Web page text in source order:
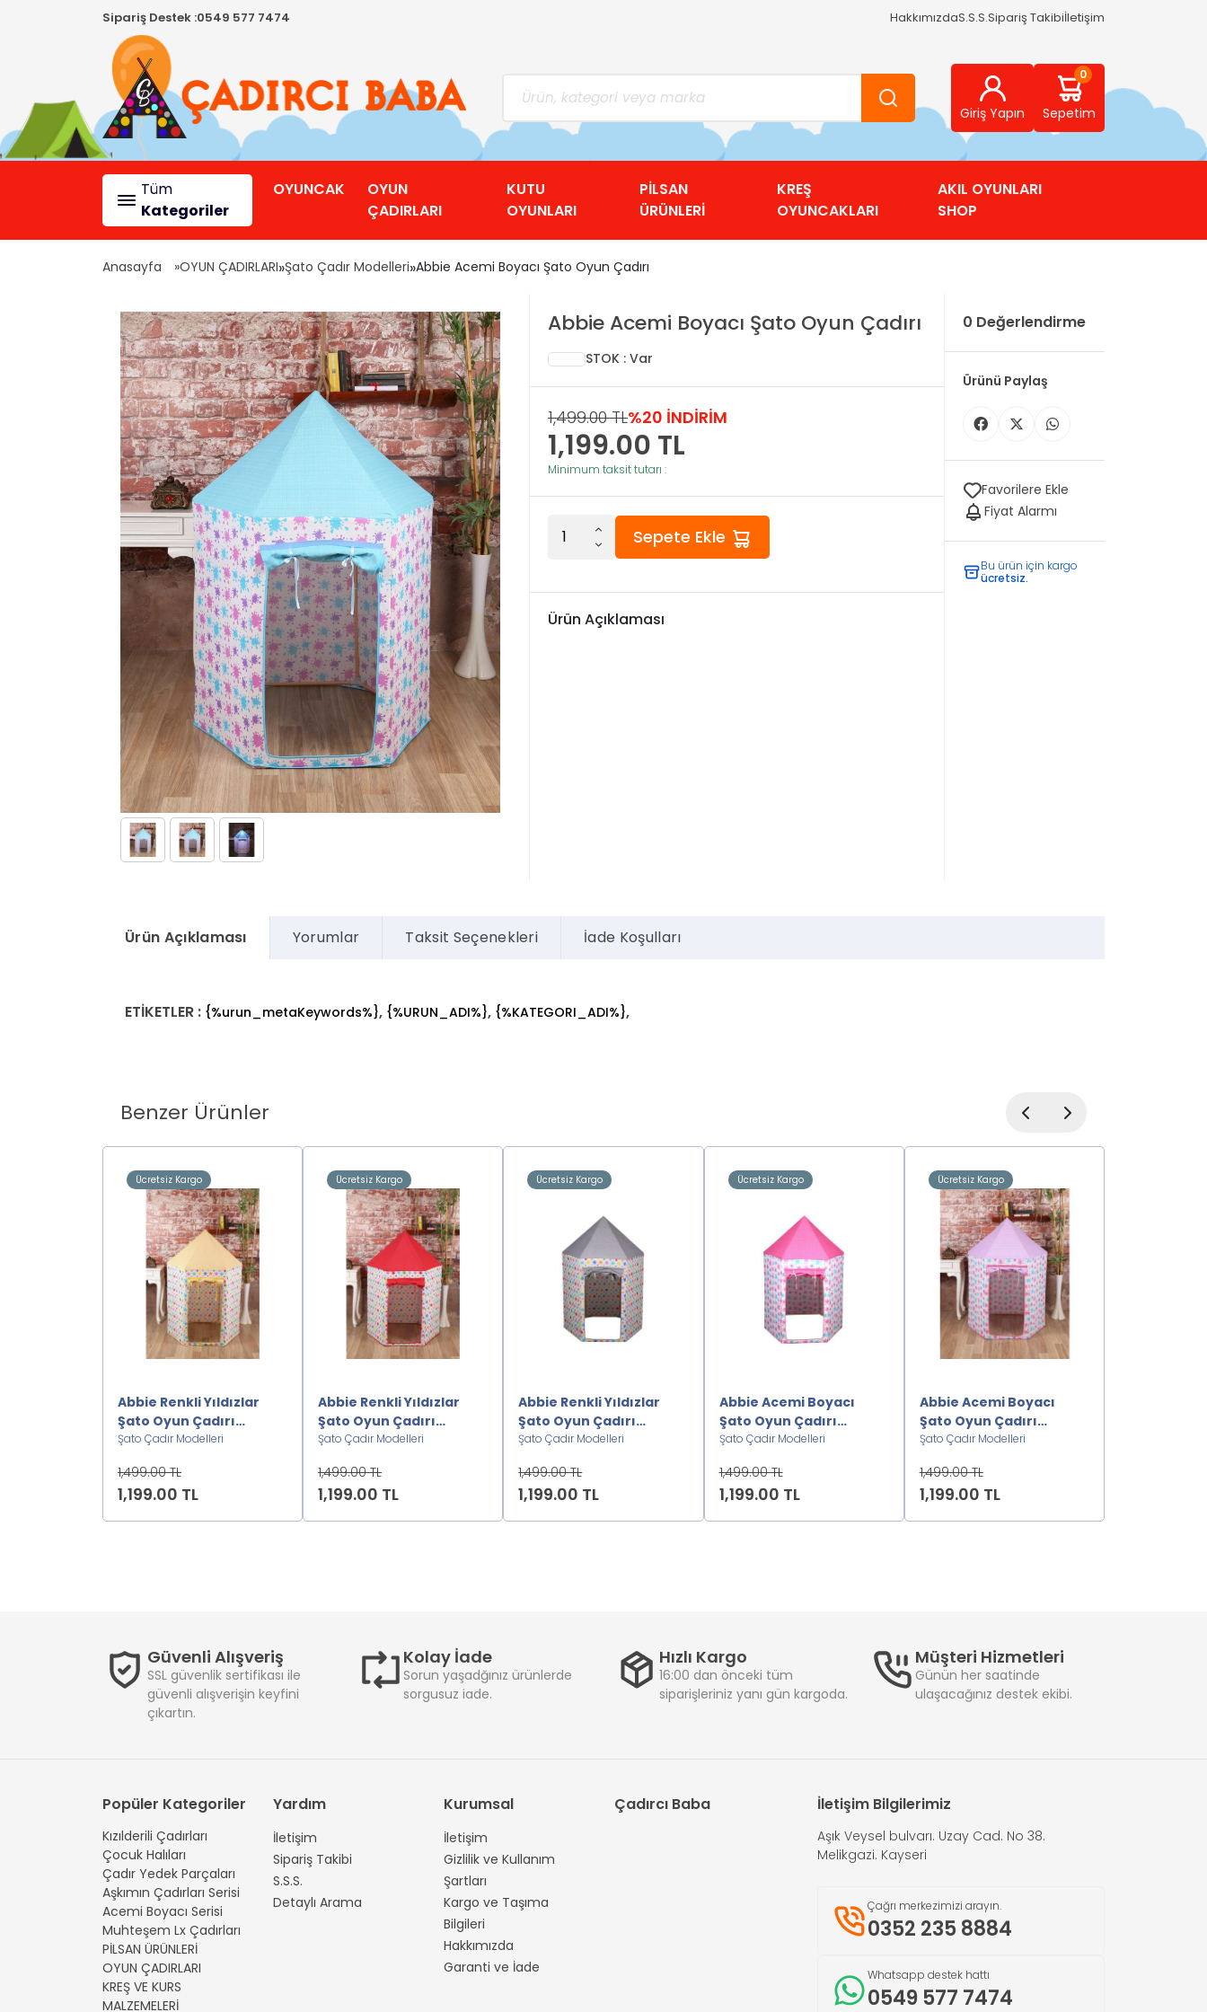
Sipariş Destek :0549 577 7474 HakkımızdaS.S.S.Sipariş Takibiİletişim
Giriş Yapın
0
Sepetim
Tüm
Kategoriler
OYUNCAK
OYUN
ÇADIRLARI
KUTU
OYUNLARI
PİLSAN
ÜRÜNLERİ
KREŞ
OYUNCAKLARI
AKIL OYUNLARI
SHOP
Anasayfa OYUN ÇADIRLARI»Şato Çadır Modelleri»Abbie Acemi Boyacı Şato Oyun Çadırı
Abbie Acemi Boyacı Şato Oyun Çadırı
STOK : Var
1,499.00 TL%20 İNDİRİM
1,199.00 TL
Minimum taksit tutarı :
Sepete Ekle
Ürün Açıklaması
0 Değerlendirme
Ürünü Paylaş
Favorilere Ekle
Fiyat Alarmı
Bu ürün için kargo
ücretsiz.
Ürün Açıklaması Yorumlar Taksit Seçenekleri İade Koşulları
ETİKETLER : {%urun_metaKeywords%}, {%URUN_ADI%}, {%KATEGORI_ADI%},
Benzer Ürünler
Ücretsiz Kargo
Abbie Renkli Yıldızlar
Şato Oyun Çadırı
S2222222
Şato Çadır Modelleri
1,499.00 TL
1,199.00 TL
Ücretsiz Kargo
Abbie Renkli Yıldızlar
Şato Oyun Çadırı
K2222222
Şato Çadır Modelleri
1,499.00 TL
1,199.00 TL
Ücretsiz Kargo
Abbie Renkli Yıldızlar
Şato Oyun Çadırı
G2222222
Şato Çadır Modelleri
1,499.00 TL
1,199.00 TL
Ücretsiz Kargo
Abbie Acemi Boyacı
Şato Oyun Çadırı
P2222222
Şato Çadır Modelleri
1,499.00 TL
1,199.00 TL
Ücretsiz Kargo
Abbie Acemi Boyacı
Şato Oyun Çadırı
L2222222
Şato Çadır Modelleri
1,499.00 TL
1,199.00 TL
Güvenli Alışveriş
SSL güvenlik sertifikası ile
güvenli alışverişin keyfini
çıkartın.
Kolay İade
Sorun yaşadğınız ürünlerde
sorgusuz iade.
Hızlı Kargo
16:00 dan önceki tüm
siparişleriniz yanı gün kargoda.
Müşteri Hizmetleri
Günün her saatinde
ulaşacağınız destek ekibi.
Popüler Kategoriler
Kızılderili Çadırları
Çocuk Halıları
Çadır Yedek Parçaları
Aşkımın Çadırları Serisi
Acemi Boyacı Serisi
Muhteşem Lx Çadırları
PİLSAN ÜRÜNLERİ
OYUN ÇADIRLARI
KREŞ VE KURS
MALZEMELERİ
Yardım
İletişim
Sipariş Takibi
S.S.S.
Detaylı Arama
Kurumsal
İletişim
Gizlilik ve Kullanım
Şartları
Kargo ve Taşıma
Bilgileri
Hakkımızda
Garanti ve İade
Çadırcı Baba İletişim Bilgilerimiz
Aşık Veysel bulvarı. Uzay Cad. No 38.
Melikgazi. Kayseri
Çağrı merkezimizi arayın.
0352 235 8884
Whatsapp destek hattı
0549 577 7474